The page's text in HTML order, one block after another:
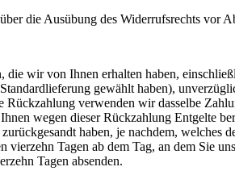
die Ausübung des Widerrufsrechts vor
wir von Ihnen erhalten haben,
gewählt haben),
verwenden wir dasselbe
wegen dieser Rückzahlung Entgelte
haben, je nachdem, welches
Tagen ab dem Tag, an dem Sie
Tagen absenden.